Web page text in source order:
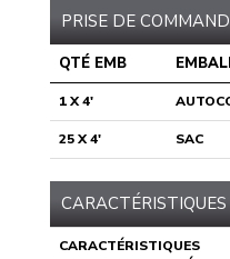
PRISE DE
QTÉ EMB
1 X 4'
25 X 4' SAC
CARACTÉRISTIQUES
CARACTÉRISTIQUES